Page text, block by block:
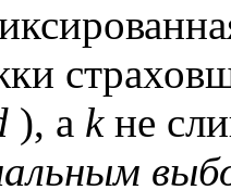
), а kне